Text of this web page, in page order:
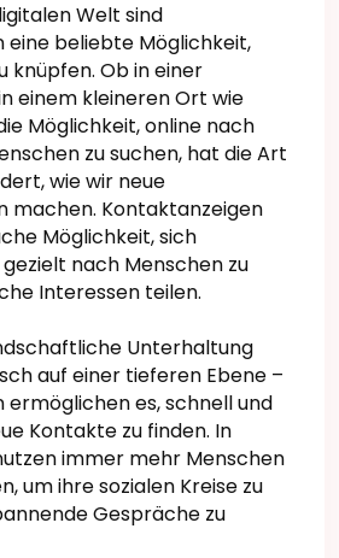
Welt sind
eine beliebte Möglichkeit,
knüpfen. Ob in einer
einem kleineren Ort wie
Möglichkeit, online nach
zu suchen, hat die Art
wie wir neue
machen. Kontaktanzeigen
Möglichkeit, sich
nach Menschen zu
Interessen teilen.
Unterhaltung
auf einer tieferen Ebene –
ermöglichen es, schnell und
Kontakte zu finden. In
immer mehr Menschen
um ihre sozialen Kreise zu
Gespräche zu